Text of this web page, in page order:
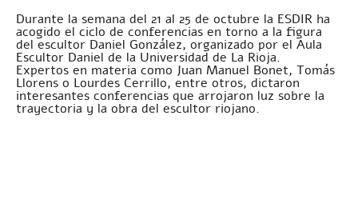
Durante la semana del 21 al 25 de octubre la ESDIR ha
acogido el ciclo de conferencias en torno a la figura
del escultor Daniel González, organizado por el Aula
Escultor Daniel de la Universidad de La Rioja.
Expertos en materia como Juan Manuel Bonet, Tomás
Llorens o Lourdes Cerrillo, entre otros, dictaron
interesantes conferencias que arrojaron luz sobre la
trayectoria y la obra del escultor riojano.